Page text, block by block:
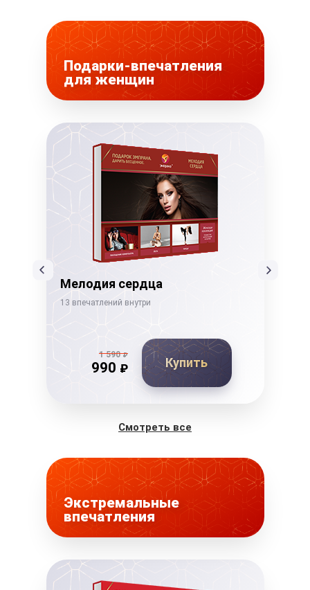
Подарки-впечатления
для женщин
Мелодия сердца
13 впечатлений внутри
1 590₽
990 ₽ Купить
Смотреть все
Экстремальные
впечатления